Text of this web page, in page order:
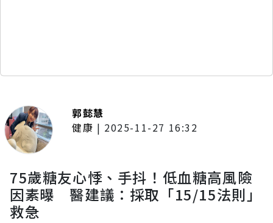
郭懿慧
健康 | 2025-11-27 16:32
75歲糖友心悸、手抖！低血糖高風險
因素曝 醫建議：採取「15/15法則」
救急